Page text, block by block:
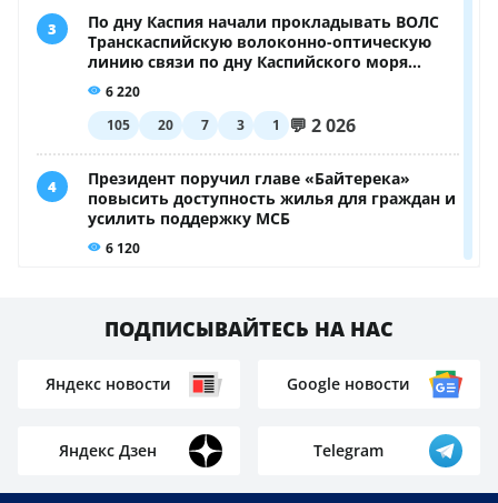
ПОДПИСЫВАЙТЕСЬ НА НАС
Яндекс новости Google новости
Яндекс Дзен Telegram